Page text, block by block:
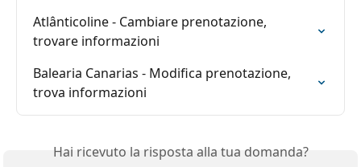
Atlânticoline - Cambiare prenotazione,
trovare informazioni
Balearia Canarias - Modifica prenotazione,
trova informazioni
Hai ricevuto la risposta alla tua domanda?